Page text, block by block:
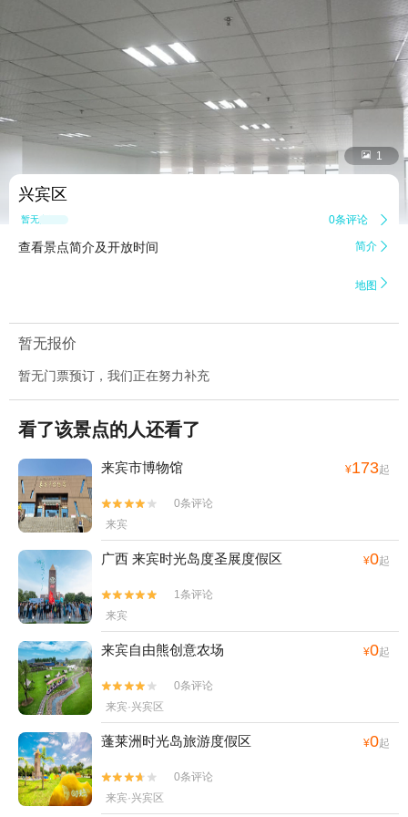
 1
兴宾区
暂无点评 0条评论 
查看景点简介及开放时间 简介 
地图 
暂无报价
暂无门票预订，我们正在努力补充
看了该景点的人还看了
来宾市博物馆 ¥173起


0条评论
来宾
广西 来宾时光岛度圣展度假区 ¥0起


1条评论
来宾
来宾自由熊创意农场 ¥0起


0条评论
来宾·兴宾区
蓬莱洲时光岛旅游度假区 ¥0起


0条评论
来宾·兴宾区